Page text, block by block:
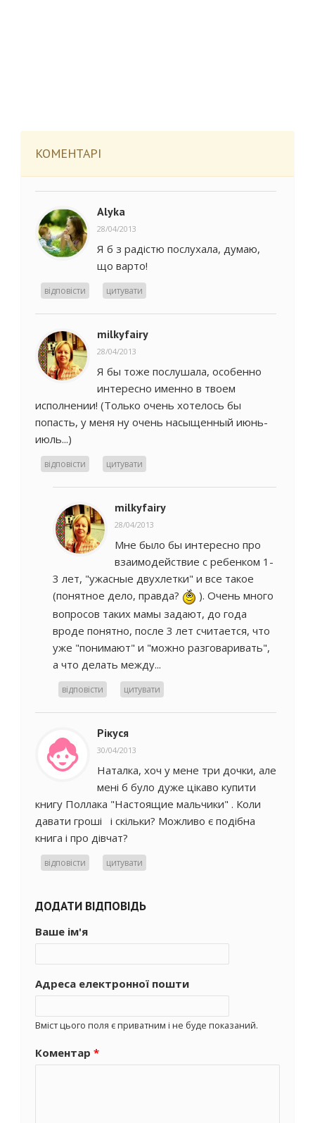
КОМЕНТАРІ
Alyka
28/04/2013
Я б з радiстю послухала, думаю,
що варто!
відповісти цитувати
milkyfairy
28/04/2013
Я бы тоже послушала, особенно
интересно именно в твоем
исполнении! (Только очень хотелось бы
попасть, у меня ну очень насыщенный июнь-
июль...)
відповісти цитувати
milkyfairy
28/04/2013
Мне было бы интересно про
взаимодействие с ребенком 1-
3 лет, "ужасные двухлетки" и все такое
(понятное дело, правда?
). Очень много
вопросов таких мамы задают, до года
вроде понятно, после 3 лет считается, что
уже "понимают" и "можно разговаривать",
а что делать между...
відповісти цитувати
Рікуся
30/04/2013
Наталка, хоч у мене три дочки, але
мені б було дуже цікаво купити
книгу Поллака "Настоящие мальчики" . Коли
давати гроші і скільки? Можливо є подібна
книга і про дівчат?
відповісти цитувати
ДОДАТИ ВІДПОВІДЬ
Ваше ім'я
Адреса електронної пошти
Вміст цього поля є приватним і не буде показаний.
Коментар *